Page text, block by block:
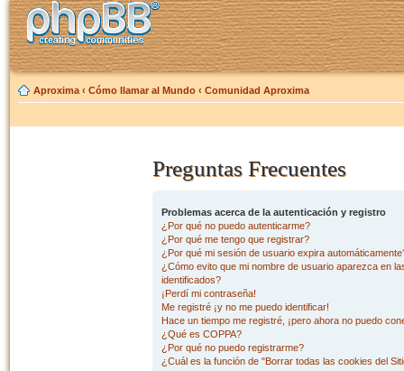
Aproxima ‹ Cómo llamar al Mundo ‹ Comunidad Aproxima
Preguntas Frecuentes
Problemas acerca de la autenticación y registro
¿Por qué no puedo autenticarme?
¿Por qué me tengo que registrar?
¿Por qué mi sesión de usuario expira
¿Cómo evito que mi nombre de usuario aparezca en
identificados?
¡Perdí mi contraseña!
Me registré ¡y no me puedo identificar!
Hace un tiempo me registré, ¡pero ahora no puedo
¿Qué es COPPA?
¿Por qué no puedo registrarme?
¿Cuál es la función de "Borrar todas las cookies del